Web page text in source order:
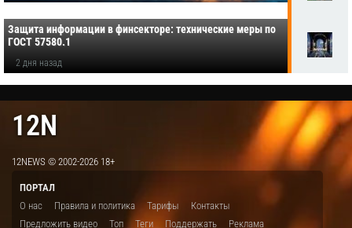
Защита информации в финсекторе: технические меры по
ГОСТ 57580.1
2 дня назад
12N
12NEWS © 2002-2026 18+
ПОРТАЛ
О нас
Правила и политика Тарифы
Контакты
Предложить видео
Топ Теги Поддержать Реклама